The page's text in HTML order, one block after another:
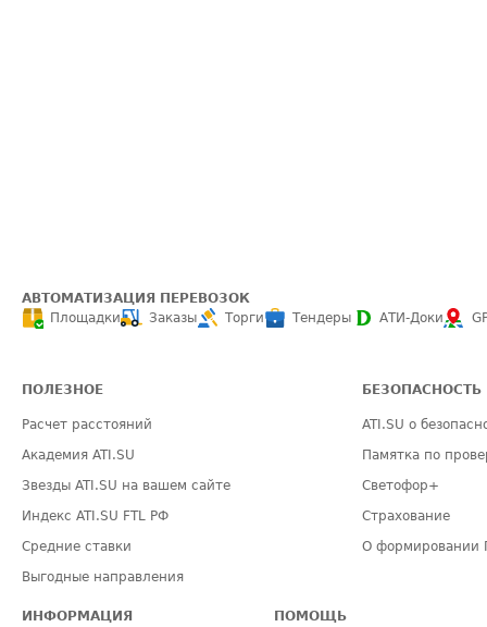
АВТОМАТИЗАЦИЯ ПЕРЕВОЗОК
Площадки
Заказы Торги Тендеры АТИ-Доки
ПОЛЕЗНОЕ
Расчет расстояний
Академия ATI.SU
Звезды ATI.SU на вашем сайте
Индекс ATI.SU FTL РФ
Средние ставки
Выгодные направления
БЕЗОПАСНОСТЬ
ATI.SU о
Памятка по
Светофор+
Страхование
О формировании
ИНФОРМАЦИЯ ПОМОЩЬ